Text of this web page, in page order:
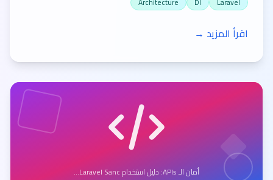
اقرأ المزيد →
أمان الـ APIs: دليل استخدام Laravel Sanc...